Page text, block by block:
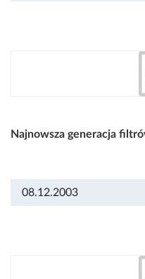
Najnowsza generacja
08.12.2003